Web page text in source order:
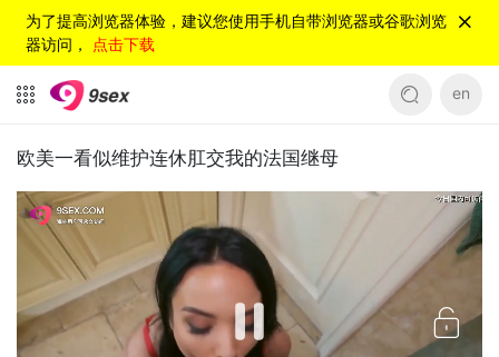
为了提高浏览器体验，建议您使用手机自带浏览器或谷歌浏览
器访问， 点击下载
en
欧美一看似维护连休肛交我的法国继母